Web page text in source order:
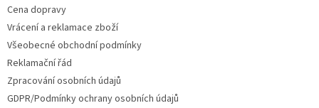
Cena dopravy
Vrácení a reklamace zboží
Všeobecné obchodní podmínky
Reklamační řád
Zpracování osobních údajů
GDPR/Podmínky ochrany osobních údajů